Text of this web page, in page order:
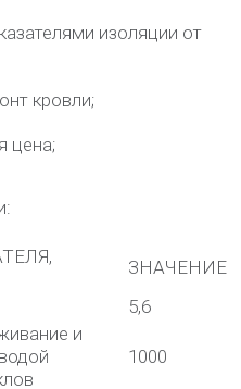
изоляции от
кровли;
цена;
ЗНАЧЕНИЕ
5,6
и
1000